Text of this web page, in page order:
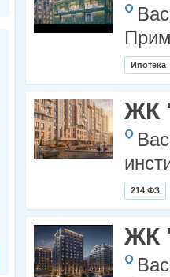
Ипотека
ЖК
214 ФЗ
ЖК